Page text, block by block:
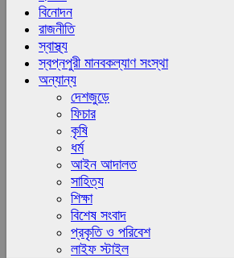
বিনোদন
রাজনীতি
স্বাস্থ্য
স্বপ্নপুরী মানবকল্যাণ সংস্থা
অন্যান্য
দেশজুড়ে
ফিচার
কৃষি
ধর্ম
আইন আদালত
সাহিত্য
শিক্ষা
বিশেষ সংবাদ
প্রকৃতি ও পরিবেশ
লাইফ স্টাইল